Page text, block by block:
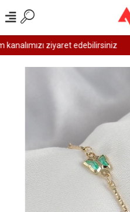
ziyaret edebilirsiniz